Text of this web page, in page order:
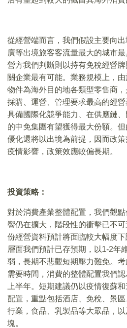
從經營端而言，我們假設主要向出
廣等出境旅客客流量最大的城市
營方我們判斷則以持有免稅經營
關企業最有可能。業務規模上，
物件為海外目的地各類型零售商
採購、運營、管理要求最高的經
具備國際化競爭能力、在供應鏈
的中免集團有望獲得最大份額。
優化還將以出境為前提，因而政
疫情影響，政策效應較偏長期。
投資策略：
對於消費產業整體配置，我們觀
響仍在擴大，階段性的衝擊已不
份經營資料預計將面臨較大幅度
層面我們預計已存預期，以1-2年
弱，長期不悲觀短期壓力難免。
需要時間，消費的整體配置我們
上半年。短期建議仍以疫情復蘇
配置，重點包括酒店、免稅、景
行業，食品、乳製品等大眾品，
塊。